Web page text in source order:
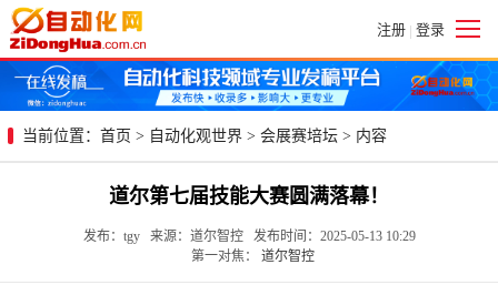
注册 | 登录
当前位置： 首页 > 自动化观世界 > 会展赛培坛 > 内容
道尔第七届技能大赛圆满落幕！
发布：tgy 来源：道尔智控 发布时间：2025-05-13 10:29
第一对焦： 道尔智控